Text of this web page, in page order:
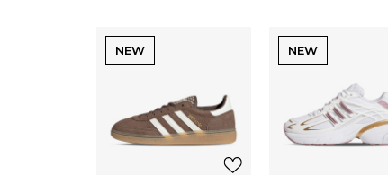
NEW NEW